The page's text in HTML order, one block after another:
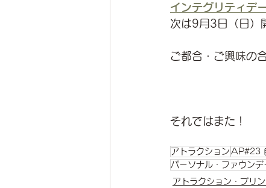
インテグリティデ
次は9月3日（日）
ご都合・ご興味の
それではまた！
アトラクション AP#23
パーソナル・ファウンデ
アトラクション・プリ